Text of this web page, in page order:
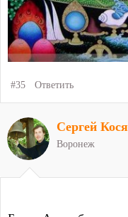
#35 Ответить
Сергей
Воронеж